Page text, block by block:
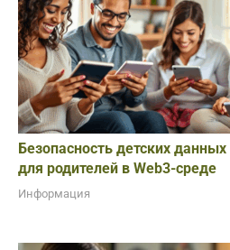
Безопасность детских
для родителей в Web3-среде
Информация